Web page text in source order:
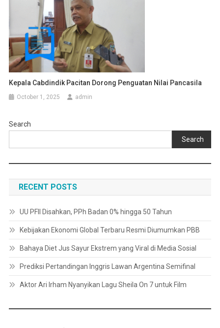
Kepala Cabdindik Pacitan Dorong Penguatan Nilai Pancasila
October 1, 2025 admin
Search
Search
RECENT POSTS
UU PFII Disahkan, PPh Badan 0% hingga 50 Tahun
Kebijakan Ekonomi Global Terbaru Resmi Diumumkan PBB
Bahaya Diet Jus Sayur Ekstrem yang Viral di Media Sosial
Prediksi Pertandingan Inggris Lawan Argentina Semifinal
Aktor Ari Irham Nyanyikan Lagu Sheila On 7 untuk Film